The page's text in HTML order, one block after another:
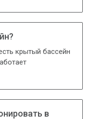
крытый бассейн
в